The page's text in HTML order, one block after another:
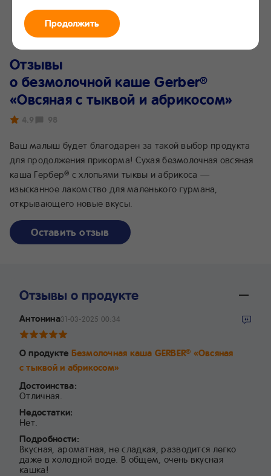
Отзывы
о безмолочной каше Gerber®
«Овсяная с тыквой и абрикосом»
4.9 98
Ваш малыш будет благодарен за такой выбор продукта
для продолжения прикорма! Сухая безмолочная овсяная
каша Гербер® с хлопьями тыквы и абрикоса —
изысканное лакомство для маленького гурмана,
открывающего новые вкусы.
Оставить отзыв
Отзывы о продукте
Антонина31-03-2025 00:34
О продукте Безмолочная каша GERBER® «Овсяная
с тыквой и абрикосом»
Достоинства:
Отличная.
Недостатки:
Нет.
Подробности:
Вкусная, ароматная, не сладкая, разводится легко
даже в холодной воде. В общем, очень вкусная
кашка!
Продолжить